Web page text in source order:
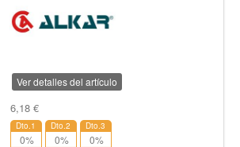
Ver detalles del artículo
6,18€
Dto.1
0%
Dto.2
0%
Dto.3
0%